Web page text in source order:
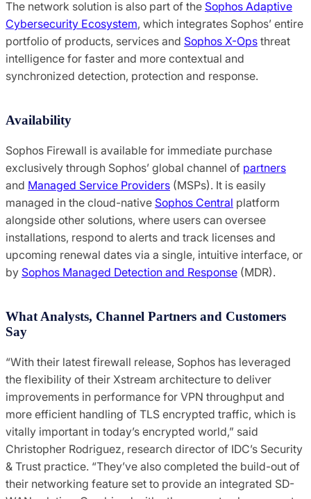
The network solution is also part of the Sophos Adaptive
Cybersecurity Ecosystem, which integrates Sophos’ entire
portfolio of products, services and Sophos X-Ops threat
intelligence for faster and more contextual and
synchronized detection, protection and response.
Availability
Sophos Firewall is available for immediate purchase
exclusively through Sophos’ global channel of partners
and Managed Service Providers (MSPs). It is easily
managed in the cloud-native Sophos Central platform
alongside other solutions, where users can oversee
installations, respond to alerts and track licenses and
upcoming renewal dates via a single, intuitive interface, or
by Sophos Managed Detection and Response (MDR).
What Analysts, Channel Partners and Customers
Say
“With their latest firewall release, Sophos has leveraged
the flexibility of their Xstream architecture to deliver
improvements in performance for VPN throughput and
more efficient handling of TLS encrypted traffic, which is
vitally important in today’s encrypted world,” said
Christopher Rodriguez, research director of IDC’s Security
& Trust practice. “They’ve also completed the build-out of
their networking feature set to provide an integrated SD-